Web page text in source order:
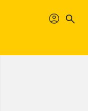
profil search